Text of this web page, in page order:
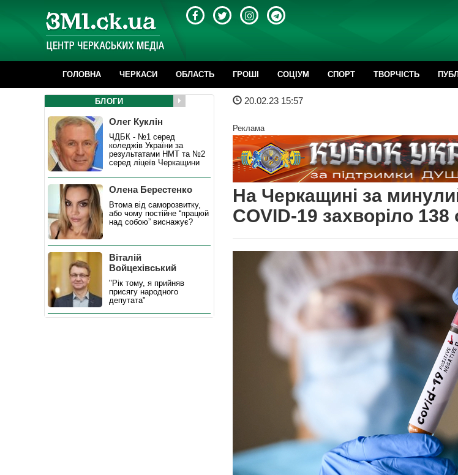
ГОЛОВНА ЧЕРКАСИ ОБЛАСТЬ ГРОШІ CОЦІУМ СПОРТ ТВОРЧІСТЬ
20.02.23 15:57
Реклама
На Черкащині за
COVID-19 захворіло 138
БЛОГИ
Олег Куклін
ЧДБК - №1 серед
коледжів України за
результатами НМТ та №2
серед ліцеїв Черкащини
Олена Берестенко
Втома від саморозвитку,
або чому постійне “працюй
над собою” виснажує?
Віталій
Войцехівський
"Рік тому, я прийняв
присягу народного
депутата"